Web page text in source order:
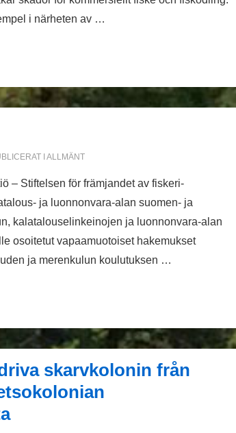
i närheten av …
IALLMÄNT
– Stiftelsen för främjandet av fiskeri-
ja luonnonvara-alan suomen- ja
kalatalouselinkeinojen ja luonnonvara-alan
osoitetut vapaamuotoiset hakemukset
ja merenkulun koulutuksen …
skarvkolonin från